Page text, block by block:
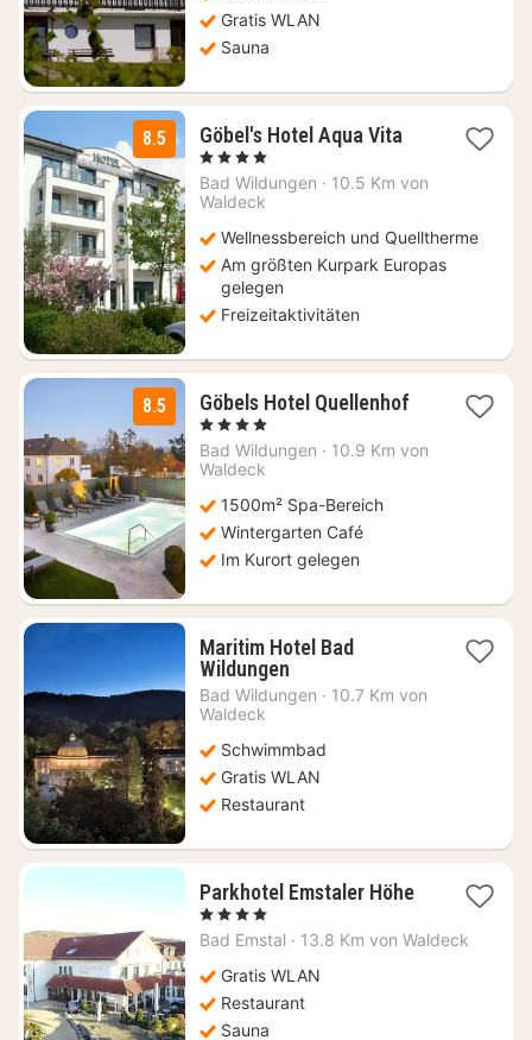
Gratis WLAN
Sauna
8.5 Göbel's Hotel Aqua Vita1
ab
, 4 Sterne
Bad Wildungen · 10.5 Km von
Waldeck
Wellnessbereich und Quelltherme
Am größten Kurpark Europas
gelegen
Freizeitaktivitäten
8.5 Göbels Hotel Quellenhof1
ab
, 4 Sterne
Bad Wildungen · 10.9 Km von
Waldeck
1500m² Spa-Bereich
Wintergarten Café
Im Kurort gelegen
Maritim Hotel Bad
Wildungen1
Nacht
ab
€
Bad Wildungen · 10.7 Km von
Waldeck
Schwimmbad
Gratis WLAN
Restaurant
Parkhotel Emstaler Höhe1
ab
, 4 Sterne
Bad Emstal · 13.8 Km von Waldeck
Gratis WLAN
Restaurant
Sauna